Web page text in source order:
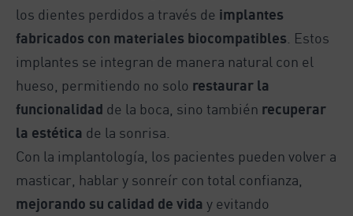
los dientes perdidos a través de implantes
fabricados con materiales biocompatibles . Estos
implantes se integran de manera natural con el
hueso, permitiendo no solo restaurar la
funcionalidad de la boca, sino también recuperar
la estética de la sonrisa.
Con la implantología, los pacientes pueden volver a
masticar, hablar y sonreír con total confianza,
mejorando su calidad de vida y evitando